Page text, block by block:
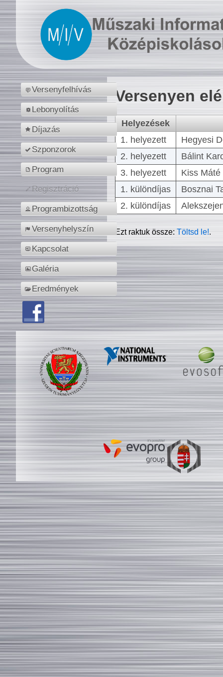
Versenyfelhívás
Lebonyolítás
Díjazás
Szponzorok
Program
Regisztráció
Programbizottság
Versenyhelyszín
Kapcsolat
Galéria
Eredmények
Versenyen
Helyezések
1. helyezett
Hegyesi
2. helyezett
Bálint
3. helyezett
Kiss
1. különdíjas
Bosznai
2. különdíjas
Ezt raktuk össze:Töltsd le!.